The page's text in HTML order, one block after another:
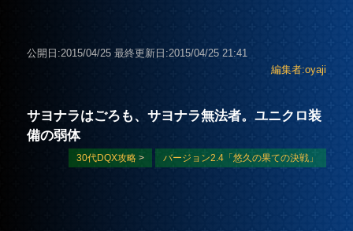
公開日:2015/04/25 最終更新日:2015/04/25 21:41
編集者:oyaji
サヨナラはごろも、サヨナラ無法者。ユニクロ装
備の弱体
30代DQX攻略> バージョン2.4「悠久の果ての決戦」